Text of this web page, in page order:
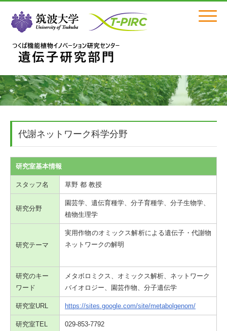
Click
代謝ネットワーク科学分野
研究室基本情報
スタッフ名 草野 都 教授
研究分野
園芸学、遺伝育種学、分子育種学、分子生物学、
植物生理学
研究テーマ
実用作物のオミックス解析による遺伝子 ・代謝物
ネットワークの解明
研究のキー
ワード
メタボロミクス、オミックス解析、ネットワーク
バイオロジー、園芸作物、分子遺伝学
研究室URL https://sites.google.com/site/metabolgenom/
研究室TEL 029-853-7792